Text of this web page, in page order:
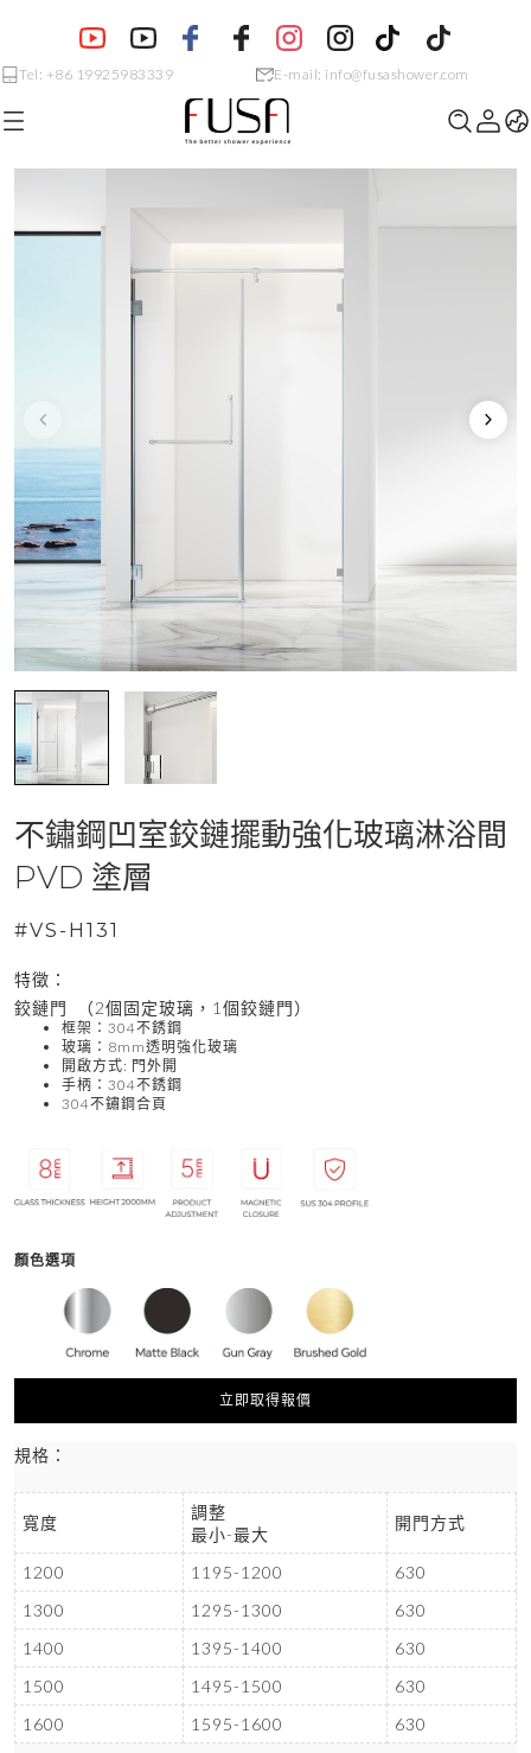
Tel: +86 19925983339 E-mail: info@fusashower.com
不鏽鋼凹室鉸鏈擺動強化玻璃淋浴間
PVD ​​塗層
#VS-H131
特徵：
鉸鏈門 （2個固定玻璃，1個鉸鏈門）
框架：304不銹鋼
玻璃：8mm透明強化玻璃
開啟方式: 門外開
手柄：304不銹鋼
304不鏽鋼合頁
顏色選項
立即取得報價
規格：
寬度
調整
最小-最大
開門方式
1200 1195-1200
630
1300
1295-1300
630
1400
1395-1400
630
1500
1495-1500
630
1600
1595-1600 630